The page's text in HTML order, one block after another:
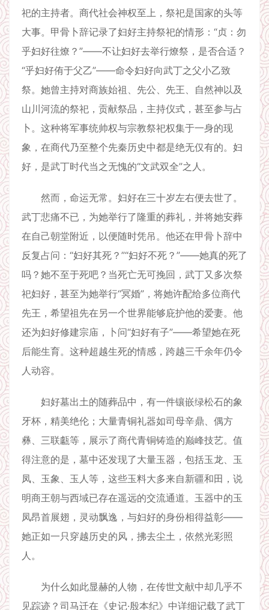
祀的主持者。商代社会神权至上，祭祀是国家的头等
大事。甲骨卜辞记录了妇好主持祭祀的情形：“贞：勿
乎妇好往燎？”——不让妇好去举行燎祭，是否合适？
“乎妇好侑于父乙”——命令妇好向武丁之父小乙致
祭。她曾主持对商族始祖、先公、先王、自然神以及
山川河流的祭祀，贡献祭品，主持仪式，甚至参与占
卜。这种将军事统帅权与宗教祭祀权集于一身的现
象，在商代乃至整个先秦历史中都是绝无仅有的。妇
好，是武丁时代当之无愧的“文武双全”之人。
然而，命运无常。妇好在三十岁左右便去世了。
武丁悲痛不已，为她举行了隆重的葬礼，并将她安葬
在自己朝堂附近，以便随时凭吊。他还在甲骨卜辞中
反复占问：“妇好其死？”“妇好不死？”——她真的死了
吗？她不至于死吧？当死亡无可挽回，武丁又多次祭
祀妇好，甚至为她举行“冥婚”，将她许配给多位商代
先王，希望祖先在另一个世界能够庇护他的爱妻。他
还为妇好修建宗庙，卜问“妇好有子”——希望她在死
后能生育。这种超越生死的情感，跨越三千余年仍令
人动容。
妇好墓出土的随葬品中，有一件镶嵌绿松石的象
牙杯，精美绝伦；大量青铜礼器如司母辛鼎、偶方
彝、三联甗等，展示了商代青铜铸造的巅峰技艺。值
得注意的是，墓中还发现了大量玉器，包括玉龙、玉
凤、玉象、玉人等，这些玉料大多来自新疆和田，说
明商王朝与西域已存在遥远的交流通道。玉器中的玉
凤昂首展翅，灵动飘逸，与妇好的身份相得益彰——
她正如一只穿越历史的风，拂去尘土，依然光彩照
人。
为什么如此显赫的人物，在传世文献中却几乎不
见踪迹？司马迁在《史记·殷本纪》中详细记载了武丁